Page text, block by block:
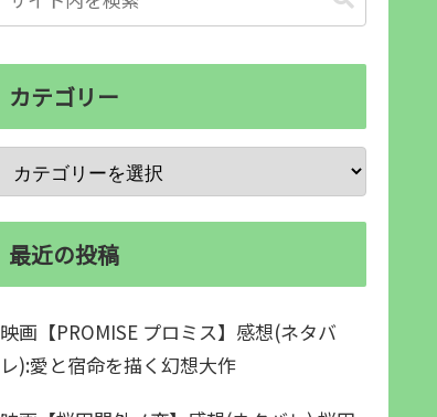
カテゴリー
最近の投稿
映画【PROMISE プロミス】感想(ネタバ
レ):愛と宿命を描く幻想大作